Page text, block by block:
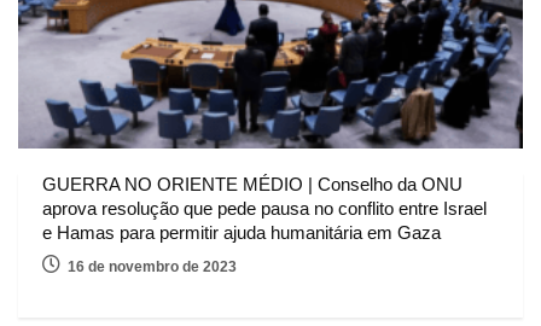
GUERRA NO ORIENTE MÉDIO | Conselho da ONU
aprova resolução que pede pausa no conflito entre Israel
e Hamas para permitir ajuda humanitária em Gaza
16 de novembro de 2023